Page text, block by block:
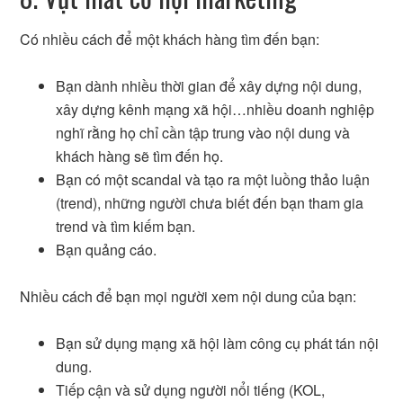
Có nhiều cách để một khách hàng tìm đến bạn:
Bạn dành nhiều thời gian để xây dựng nội dung,
xây dựng kênh mạng xã hội…nhiều doanh nghiệp
nghĩ rằng họ chỉ cần tập trung vào nội dung và
khách hàng sẽ tìm đến họ.
Bạn có một scandal và tạo ra một luồng thảo luận
(trend), những người chưa biết đến bạn tham gia
trend và tìm kiếm bạn.
Bạn quảng cáo.
Nhiều cách để bạn mọi người xem nội dung của bạn:
Bạn sử dụng mạng xã hội làm công cụ phát tán nội
dung.
Tiếp cận và sử dụng người nổi tiếng (KOL,